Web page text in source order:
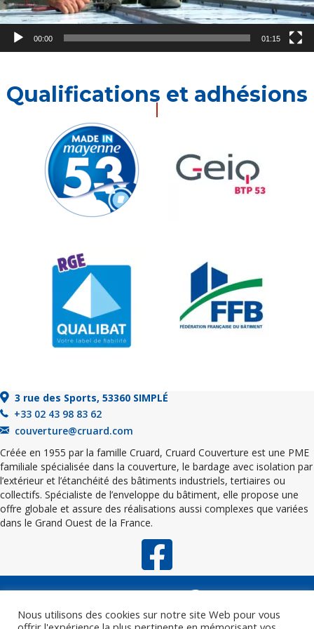
00:00 01:15
Qualifications et adhésions
3 rue des Sports, 53360 SIMPLÉ
+33 02 43 98 83 62
couverture@cruard.com
Créée en 1955 par la famille Cruard, Cruard Couverture est une PME
familiale spécialisée dans la couverture, le bardage avec isolation par
l’extérieur et l’étanchéité des bâtiments industriels, tertiaires ou
collectifs. Spécialiste de l’enveloppe du bâtiment, elle propose une
offre globale et assure des réalisations aussi complexes que variées
dans le Grand Ouest de la France.
Nous utilisons des cookies sur notre site Web pour vous